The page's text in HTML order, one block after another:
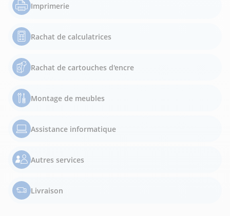
Imprimerie
Rachat de calculatrices
Rachat de cartouches d'encre
Montage de meubles
Assistance informatique
Autres services
Livraison